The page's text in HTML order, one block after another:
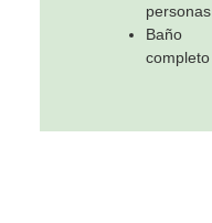
personas
Baño
completo